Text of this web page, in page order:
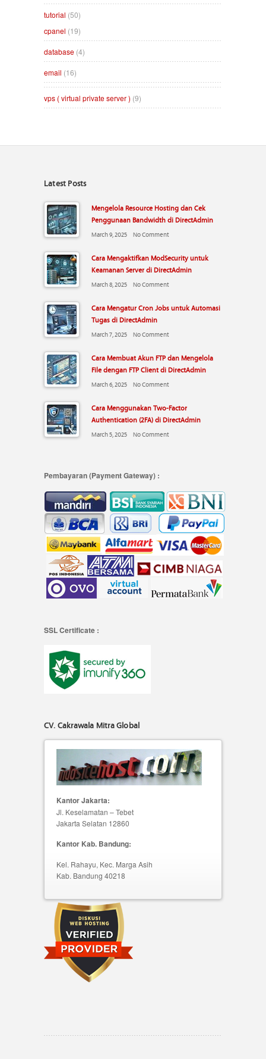
tutorial (50)
cpanel (19)
database (4)
email (16)
vps ( virtual private server ) (9)
Latest Posts
Mengelola Resource Hosting dan Cek
Penggunaan Bandwidth di DirectAdmin
March 9, 2025 No Comment
Cara Mengaktifkan ModSecurity untuk
Keamanan Server di DirectAdmin
March 8, 2025 No Comment
Cara Mengatur Cron Jobs untuk Automasi
Tugas di DirectAdmin
March 7, 2025 No Comment
Cara Membuat Akun FTP dan Mengelola
File dengan FTP Client di DirectAdmin
March 6, 2025 No Comment
Cara Menggunakan Two-Factor
Authentication (2FA) di DirectAdmin
March 5, 2025 No Comment
Pembayaran (Payment Gateway) :
SSL Certificate :
CV. Cakrawala Mitra Global
Kantor Jakarta:
Jl. Keselamatan – Tebet
Jakarta Selatan 12860
Kantor Kab. Bandung:
Kel. Rahayu, Kec. Marga Asih
Kab. Bandung 40218